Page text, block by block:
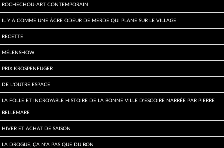
Rochechou-art contemporain
Il y a comme une âcre odeur de merde qui plane sur le village
Recette
Mélenshow
Prix Krospenfüger
De l'outre espace
La folle et incroyable histoire de la bonne ville d'Escoire narrée par Pierre
Bellemare
Hiver et achat de saison
La drogue, ça n'a pas que du bon